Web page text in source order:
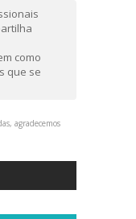
como
que se
agradecemos